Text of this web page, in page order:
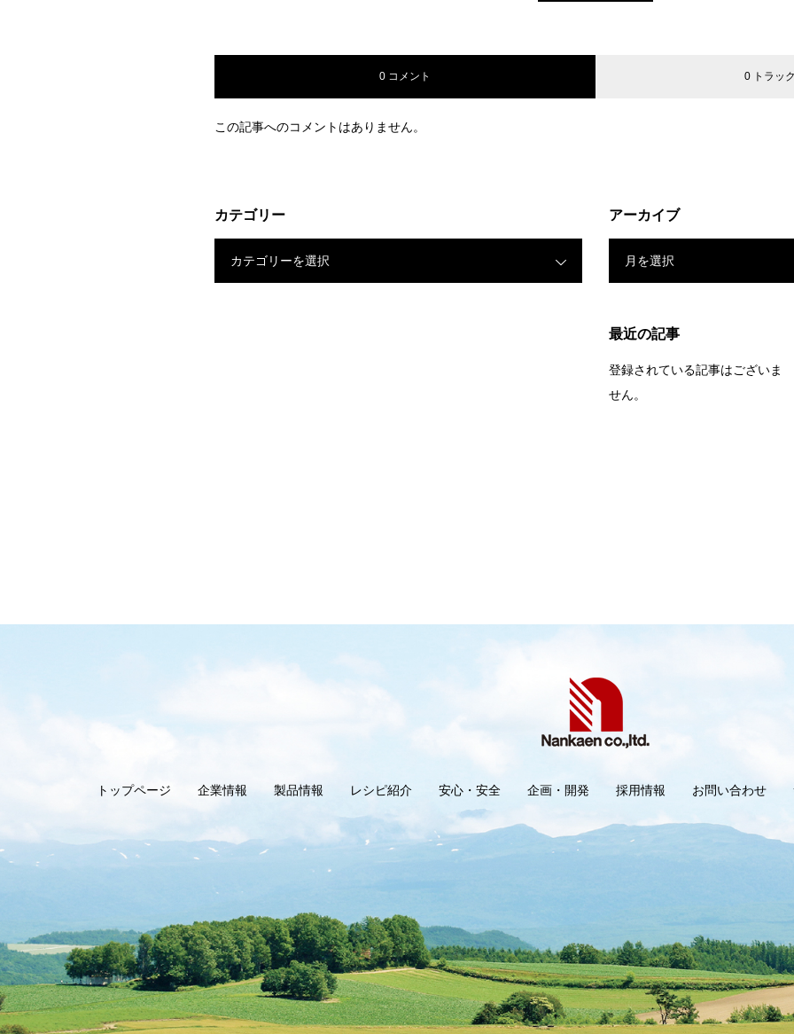
0 コメント 0 トラッ
この記事へのコメントはありません。
カテゴリー
カテゴリーを選択
アーカイブ
月を選択
最近の記事
登録されている記事はございま
せん。
トップページ 企業情報 製品情報 レシピ紹介 安心・安全 企画・開発 採用情報 お問い合わせ